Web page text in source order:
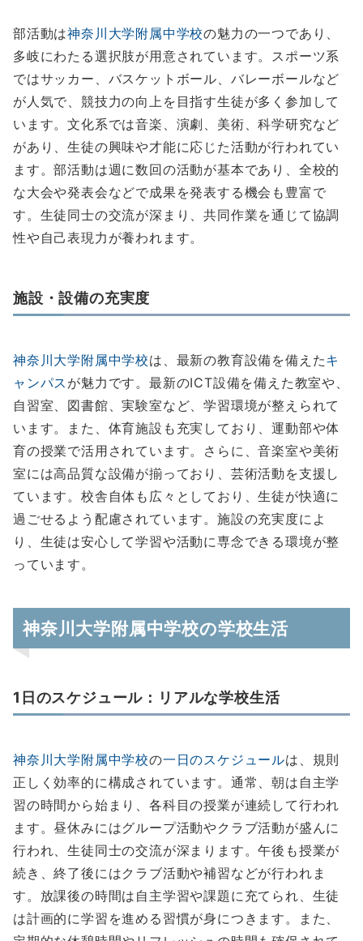
部活動は神奈川大学附属中学校の魅力の一つであり、
多岐にわたる選択肢が用意されています。スポーツ系
ではサッカー、バスケットボール、バレーボールなど
が人気で、競技力の向上を目指す生徒が多く参加して
います。文化系では音楽、演劇、美術、科学研究など
があり、生徒の興味や才能に応じた活動が行われてい
ます。部活動は週に数回の活動が基本であり、全校的
な大会や発表会などで成果を発表する機会も豊富で
す。生徒同士の交流が深まり、共同作業を通じて協調
性や自己表現力が養われます。
施設・設備の充実度
神奈川大学附属中学校は、最新の教育設備を備えたキ
ャンパス が魅力です。最新のICT設備を備えた教室や、
自習室、図書館、実験室など、学習環境が整えられて
います。また、体育施設も充実しており、運動部や体
育の授業で活用されています。さらに、音楽室や美術
室には高品質な設備が揃っており、芸術活動を支援し
ています。校舎自体も広々としており、生徒が快適に
過ごせるよう配慮されています。施設の充実度によ
り、生徒は安心して学習や活動に専念できる環境が整
っています。
神奈川大学附属中学校の学校生活
1日のスケジュール：リアルな学校生活
神奈川大学附属中学校の一日のスケジュールは、規則
正しく効率的に構成されています。通常、朝は自主学
習の時間から始まり、各科目の授業が連続して行われ
ます。昼休みにはグループ活動やクラブ活動が盛んに
行われ、生徒同士の交流が深まります。午後も授業が
続き、終了後にはクラブ活動や補習などが行われま
す。放課後の時間は自主学習や課題に充てられ、生徒
は計画的に学習を進める習慣が身につきます。また、